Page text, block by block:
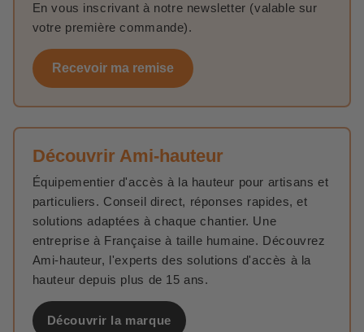
En vous inscrivant à notre newsletter (valable sur
votre première commande).
Recevoir ma remise
Découvrir Ami-hauteur
Équipementier d'accès à la hauteur pour artisans et
particuliers. Conseil direct, réponses rapides, et
solutions adaptées à chaque chantier. Une
entreprise à Française à taille humaine. Découvrez
Ami-hauteur, l'experts des solutions d'accès à la
hauteur depuis plus de 15 ans.
Découvrir la marque